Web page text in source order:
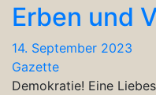
Erben und
14. September 2023
Gazette
Demokratie! Eine